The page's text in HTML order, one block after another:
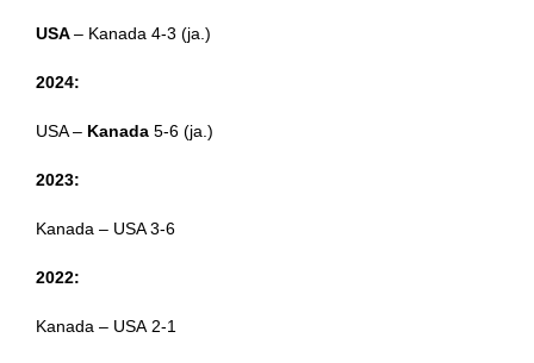
USA– Kanada 4-3 (ja.)
2024:
USA – Kanada 5-6 (ja.)
2023:
Kanada – USA 3-6
2022:
Kanada – USA 2-1